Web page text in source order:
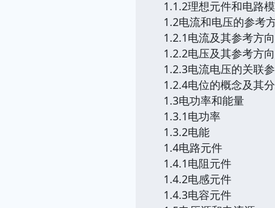
1.1.2理想元件和电路
1.2电流和电压的参考
1.2.1电流及其参考方向
1.2.2电压及其参考方向
1.2.3电流电压的关联
1.2.4电位的概念及其
1.3电功率和能量
1.3.1电功率
1.3.2电能
1.4电路元件
1.4.1电阻元件
1.4.2电感元件
1.4.3电容元件